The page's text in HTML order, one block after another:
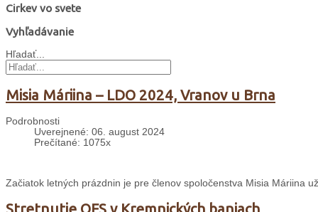
Cirkev vo svete
Vyhľadávanie
Hľadať...
Misia Máriina – LDO 2024, Vranov u Brna
Podrobnosti
Uverejnené: 06. august 2024
Prečítané: 1075x
Začiatok letných prázdnin je pre členov spoločenstva Misia Máriina